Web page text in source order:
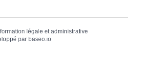
légale et administrative
par baseo.io